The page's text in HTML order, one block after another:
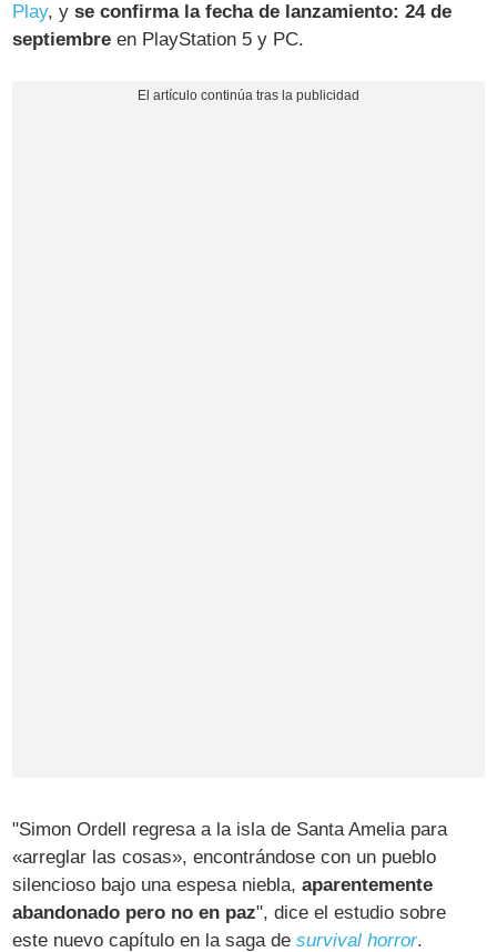
Play, yse confirma la fecha de lanzamiento: 24 de
septiembre en PlayStation 5 y PC.
"Simon Ordell regresa a la isla de Santa Amelia para
«arreglar las cosas», encontrándose con un pueblo
silencioso bajo una espesa niebla,aparentemente
abandonado pero no en paz", dice el estudio sobre
este nuevo capítulo en la saga desurvival horror.